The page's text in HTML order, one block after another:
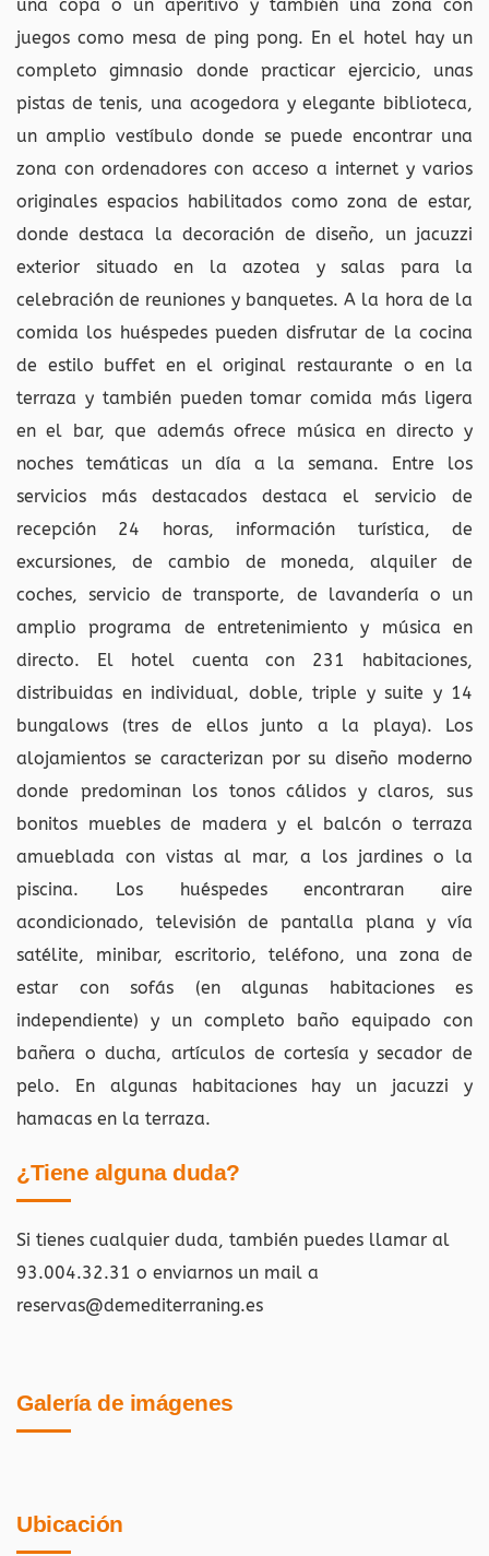
una copa o un aperitivo y también una zona con
juegos como mesa de ping pong. En el hotel hay un
completo gimnasio donde practicar ejercicio, unas
pistas de tenis, una acogedora y elegante biblioteca,
un amplio vestíbulo donde se puede encontrar una
zona con ordenadores con acceso a internet y varios
originales espacios habilitados como zona de estar,
donde destaca la decoración de diseño, un jacuzzi
exterior situado en la azotea y salas para la
celebración de reuniones y banquetes. A la hora de la
comida los huéspedes pueden disfrutar de la cocina
de estilo buffet en el original restaurante o en la
terraza y también pueden tomar comida más ligera
en el bar, que además ofrece música en directo y
noches temáticas un día a la semana. Entre los
servicios más destacados destaca el servicio de
recepción 24 horas, información turística, de
excursiones, de cambio de moneda, alquiler de
coches, servicio de transporte, de lavandería o un
amplio programa de entretenimiento y música en
directo. El hotel cuenta con 231 habitaciones,
distribuidas en individual, doble, triple y suite y 14
bungalows (tres de ellos junto a la playa). Los
alojamientos se caracterizan por su diseño moderno
donde predominan los tonos cálidos y claros, sus
bonitos muebles de madera y el balcón o terraza
amueblada con vistas al mar, a los jardines o la
piscina. Los huéspedes encontraran aire
acondicionado, televisión de pantalla plana y vía
satélite, minibar, escritorio, teléfono, una zona de
estar con sofás (en algunas habitaciones es
independiente) y un completo baño equipado con
bañera o ducha, artículos de cortesía y secador de
pelo. En algunas habitaciones hay un jacuzzi y
hamacas en la terraza.
¿Tiene alguna duda?
Si tienes cualquier duda, también puedes llamar al
93.004.32.31 o enviarnos un mail a
reservas@demediterraning.es
Galería de imágenes
Ubicación